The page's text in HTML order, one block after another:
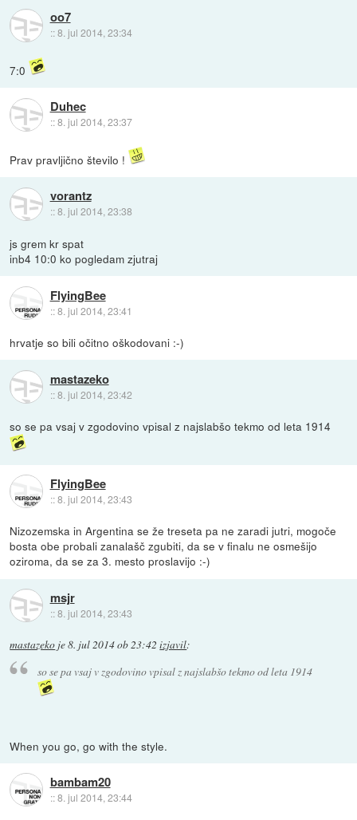
oo7
::8. jul 2014, 23:34
7:0
Duhec
::8. jul 2014, 23:37
Prav pravljično število !
vorantz
::8. jul 2014, 23:38
js grem kr spat
inb4 10:0 ko pogledam zjutraj
FlyingBee
::8. jul 2014, 23:41
hrvatje so bili očitno oškodovani :-)
mastazeko
::8. jul 2014, 23:42
so se pa vsaj v zgodovino vpisal z najslabšo tekmo od leta 1914
FlyingBee
::8. jul 2014, 23:43
Nizozemska in Argentina se že treseta pa ne zaradi jutri, mogoče
bosta obe probali zanalašč zgubiti, da se v finalu ne osmešijo
oziroma, da se za 3. mesto proslavijo :-)
msjr
::8. jul 2014, 23:43
mastazeko je8. jul 2014 ob 23:42 izjavil:
so se pa vsaj v zgodovino vpisal z najslabšo tekmo od leta 1914
When you go, go with the style.
bambam20
::8. jul 2014, 23:44